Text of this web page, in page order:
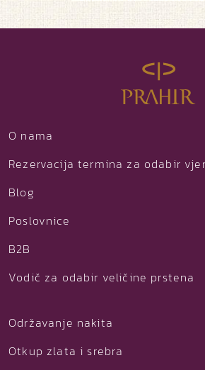
O nama
Rezervacija termina za odabir
Blog
Poslovnice
B2B
Vodič za odabir veličine prstena
Održavanje nakita
Otkup zlata i srebra